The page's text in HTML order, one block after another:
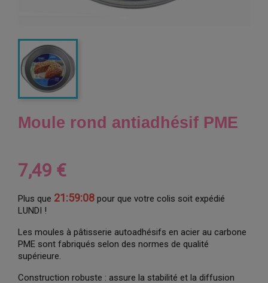
Moule rond antiadhésif PME
7,49 €
Plus que 21:59:07 pour que votre colis soit expédié
LUNDI !
Les moules à pâtisserie autoadhésifs en acier au carbone
PME sont fabriqués selon des normes de qualité
supérieure.
Construction robuste : assure la stabilité et la diffusion